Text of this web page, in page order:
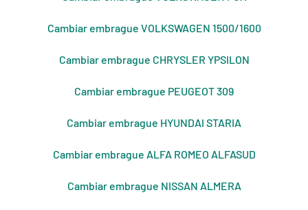
Cambiar embrague VOLKSWAGEN 1500/1600
Cambiar embrague CHRYSLER YPSILON
Cambiar embrague PEUGEOT 309
Cambiar embrague HYUNDAI STARIA
Cambiar embrague ALFA ROMEO ALFASUD
Cambiar embrague NISSAN ALMERA